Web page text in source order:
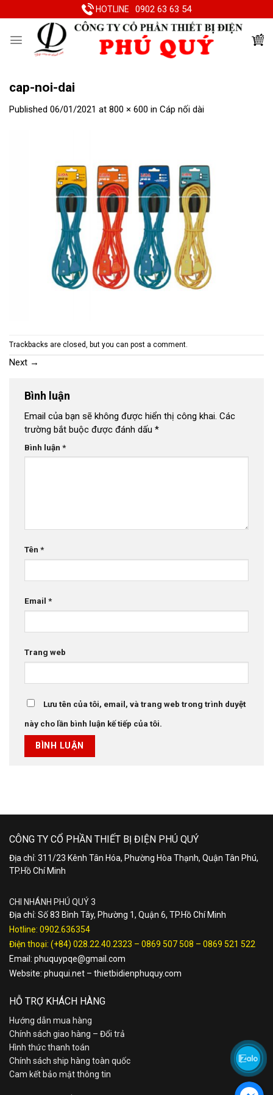
to
HOTLINE 0902 63 63 54
cap-noi-dai
Published 06/01/2021 at 800 × 600 in Cáp nối dài
Trackbacks are closed, but you can post a comment.
Next →
Bình luận
Email của bạn sẽ không được hiển thị công khai. Các
trường bắt buộc được đánh dấu *
Bình luận *
Tên *
Email *
Trang web
Lưu tên của tôi, email, và trang web trong trình duyệt
này cho lần bình luận kế tiếp của tôi.
CÔNG TY CỔ PHẦN THIẾT BỊ ĐIỆN PHÚ QUÝ
Địa chỉ: 311/23 Kênh Tân Hóa, Phường Hòa Thạnh, Quận Tân Phú,
TP.Hồ Chí Minh
CHI NHÁNH PHÚ QUÝ 3
Địa chỉ: Số 83 Bình Tây, Phường 1, Quận 6, TP.Hồ Chí Minh
Hotline: 0902.636354
Điện thoại: (+84) 028.22.40.2323 – 0869 507 508 – 0869 521 522
Email: phuquypqe@gmail.com
Website: phuqui.net – thietbidienphuquy.com
HỖ TRỢ KHÁCH HÀNG
Hướng dẫn mua hàng
Chính sách giao hàng – Đổi trả
Hình thức thanh toán
Chính sách ship hàng toàn quốc
Cam kết bảo mật thông tin